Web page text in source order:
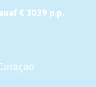
€ 3039 p.p.